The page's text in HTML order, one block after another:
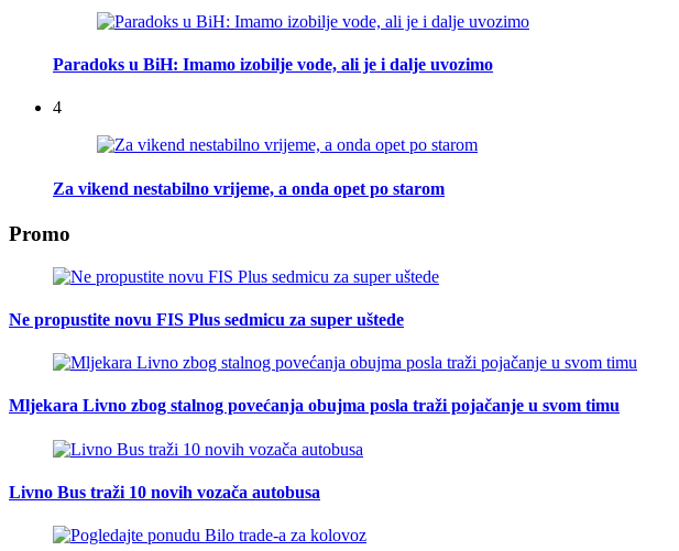
Paradoks u BiH: Imamo izobilje vode, ali je i dalje uvozimo
4
Za vikend nestabilno vrijeme, a onda opet po starom
Promo
Ne propustite novu FIS Plus sedmicu za super uštede
Mljekara Livno zbog stalnog povećanja obujma posla traži pojačanje u svom timu
Livno Bus traži 10 novih vozača autobusa